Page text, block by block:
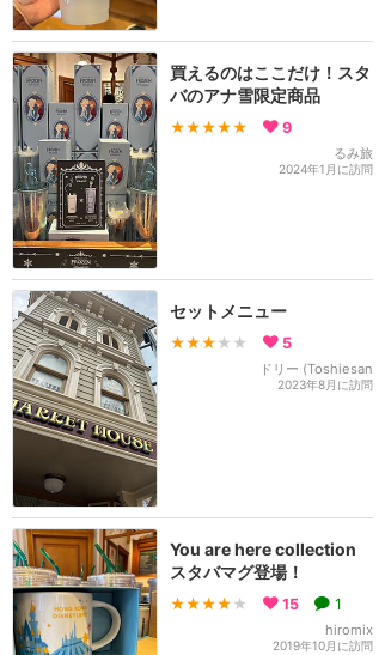
買えるのはここだけ！スタ
バのアナ雪限定商品
★★★★★ 9
るみ旅
2024年1月に訪問
セットメニュー
★★★ ★★ 5
ドリー (Toshiesan
2023年8月に訪問
You are here collection
スタバマグ登場！
★★★★ ★ 15 1
hiromix
2019年10月に訪問